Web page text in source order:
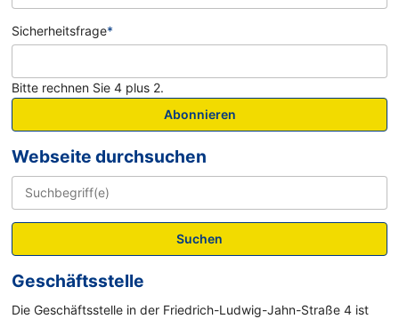
Sicherheitsfrage*
Bitte rechnen Sie 4 plus 2.
Abonnieren
Webseite durchsuchen
Suchen
Geschäftsstelle
Die Geschäftsstelle in der Friedrich-Ludwig-Jahn-Straße 4 ist